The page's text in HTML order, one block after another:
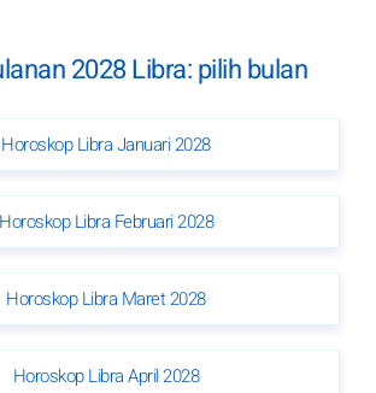
2028 Libra: pilih bulan
Horoskop Libra Januari 2028
Horoskop Libra Februari 2028
Horoskop Libra Maret 2028
Horoskop Libra April 2028